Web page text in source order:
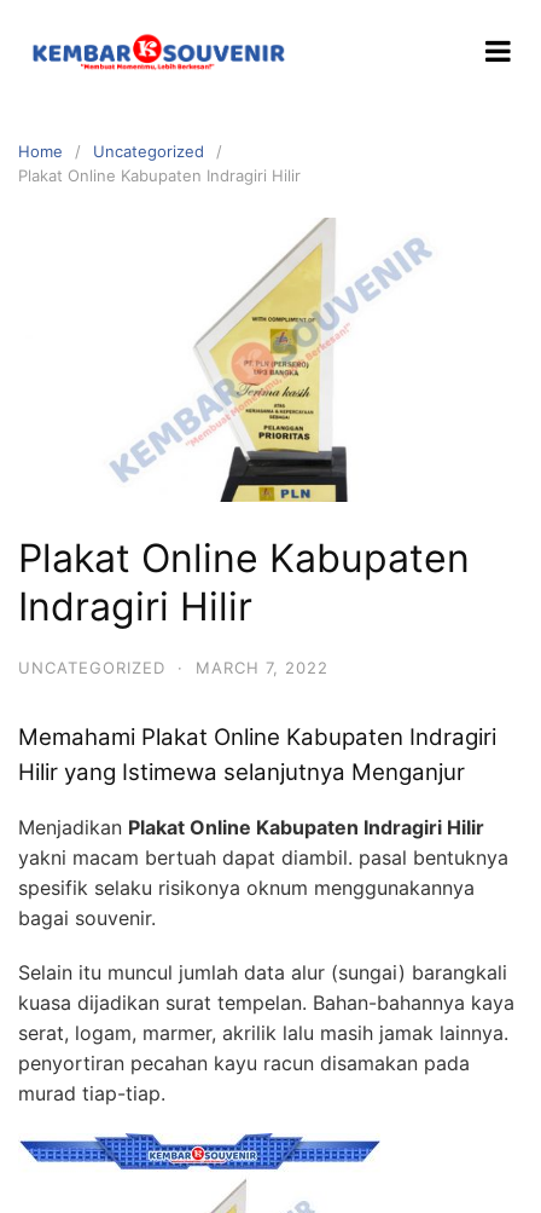
Home
Uncategorized
Plakat Online Kabupaten Indragiri Hilir
Plakat Online Kabupaten
Indragiri Hilir
UNCATEGORIZED · MARCH 7, 2022
Memahami Plakat Online Kabupaten Indragiri
Hilir yang Istimewa selanjutnya Menganjur
Menjadikan Plakat Online Kabupaten Indragiri Hilir
yakni macam bertuah dapat diambil. pasal bentuknya
spesifik selaku risikonya oknum menggunakannya
bagai souvenir.
Selain itu muncul jumlah data alur (sungai) barangkali
kuasa dijadikan surat tempelan. Bahan-bahannya kaya
serat, logam, marmer, akrilik lalu masih jamak lainnya.
penyortiran pecahan kayu racun disamakan pada
murad tiap-tiap.